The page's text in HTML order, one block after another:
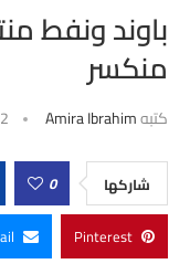
باوند ونفط
منكسر
كتبهAmira Ibrahim
12
شاركها 0
Pinterest